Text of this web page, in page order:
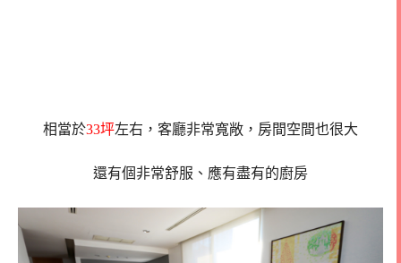
相當於33坪左右，客廳非常寬敞，房間空間也很大
還有個非常舒服、應有盡有的廚房